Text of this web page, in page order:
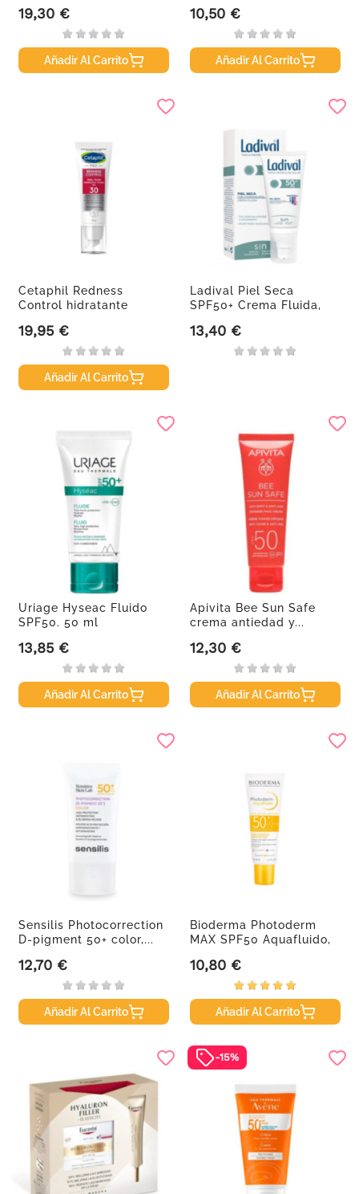
Precio
19,30 €
Añadir Al Carrito
Precio
10,50 €
Añadir Al Carrito
Cetaphil Redness
Control hidratante
Precio
19,95 €
Añadir Al Carrito
Ladival Piel Seca
SPF50+ Crema Fluida,
Precio
13,40 €
Uriage Hyseac Fluido
SPF50. 50 ml
Precio
13,85 €
Añadir Al Carrito
Apivita Bee Sun Safe
crema antiedad y...
Precio
12,30 €
Añadir Al Carrito
Sensilis Photocorrection
D-pigment 50+ color,...
Precio
12,70 €
Añadir Al Carrito
Bioderma Photoderm
MAX SPF50 Aquafluido,
Precio
10,80 €
Añadir Al Carrito
-15%